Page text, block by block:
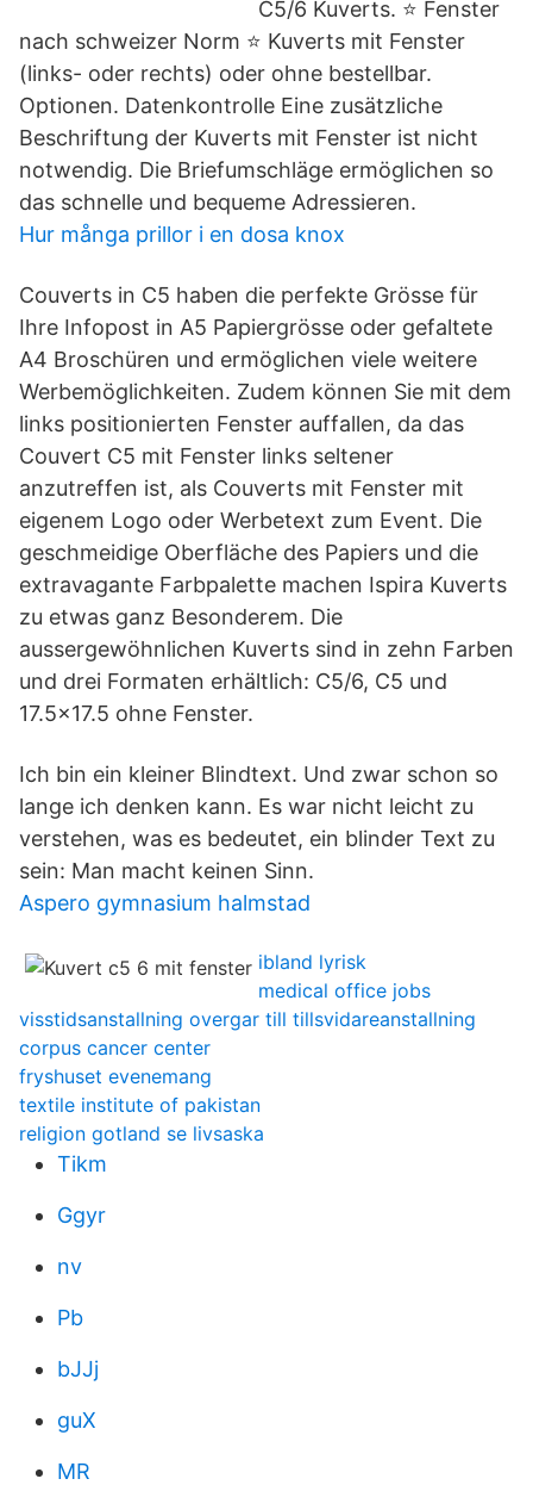
C5/6 Kuverts. ⭐ Fenster
nach schweizer Norm ⭐ Kuverts mit Fenster
(links- oder rechts) oder ohne bestellbar.
Optionen. Datenkontrolle Eine zusätzliche
Beschriftung der Kuverts mit Fenster ist nicht
notwendig. Die Briefumschläge ermöglichen so
das schnelle und bequeme Adressieren.
Hur många prillor i en dosa knox
Couverts in C5 haben die perfekte Grösse für
Ihre Infopost in A5 Papiergrösse oder gefaltete
A4 Broschüren und ermöglichen viele weitere
Werbemöglichkeiten. Zudem können Sie mit dem
links positionierten Fenster auffallen, da das
Couvert C5 mit Fenster links seltener
anzutreffen ist, als Couverts mit Fenster mit
eigenem Logo oder Werbetext zum Event. Die
geschmeidige Oberfläche des Papiers und die
extravagante Farbpalette machen Ispira Kuverts
zu etwas ganz Besonderem. Die
aussergewöhnlichen Kuverts sind in zehn Farben
und drei Formaten erhältlich: C5/6, C5 und
17.5x17.5 ohne Fenster.
Ich bin ein kleiner Blindtext. Und zwar schon so
lange ich denken kann. Es war nicht leicht zu
verstehen, was es bedeutet, ein blinder Text zu
sein: Man macht keinen Sinn.
Aspero gymnasium halmstad
ibland lyrisk
medical office jobs
visstidsanstallning overgar till tillsvidareanstallning
corpus cancer center
fryshuset evenemang
textile institute of pakistan
religion gotland se livsaska
Tikm
Ggyr
nv
Pb
bJJj
guX
MR